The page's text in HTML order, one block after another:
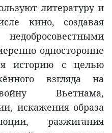
литературу и
кино, создавая
односторонне
историю с целью
взгляда на
Вьетнама,
искажения образа
разжигания